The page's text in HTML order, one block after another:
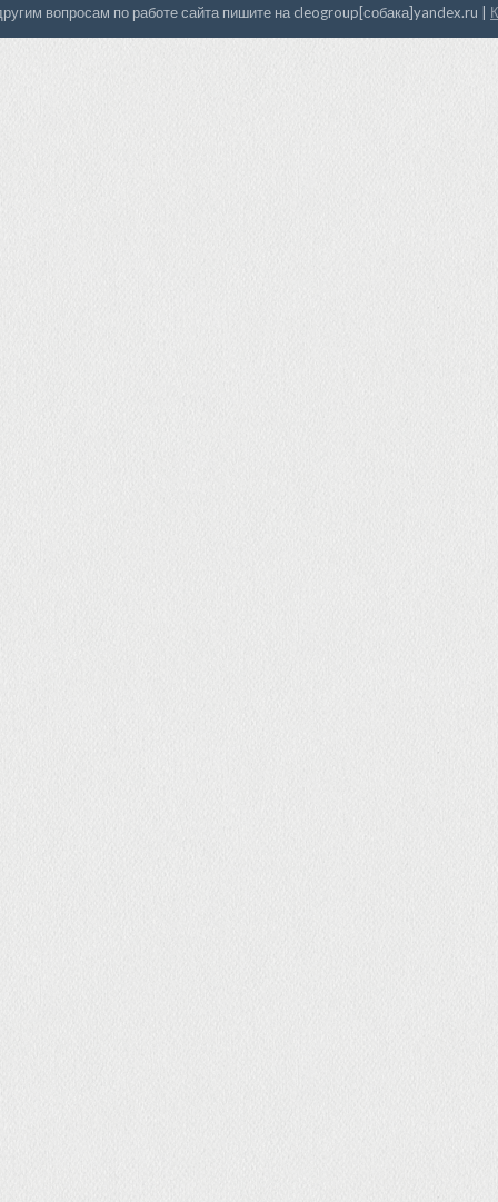
вопросам по работе сайта пишите на cleogroup[собака]yandex.ru |